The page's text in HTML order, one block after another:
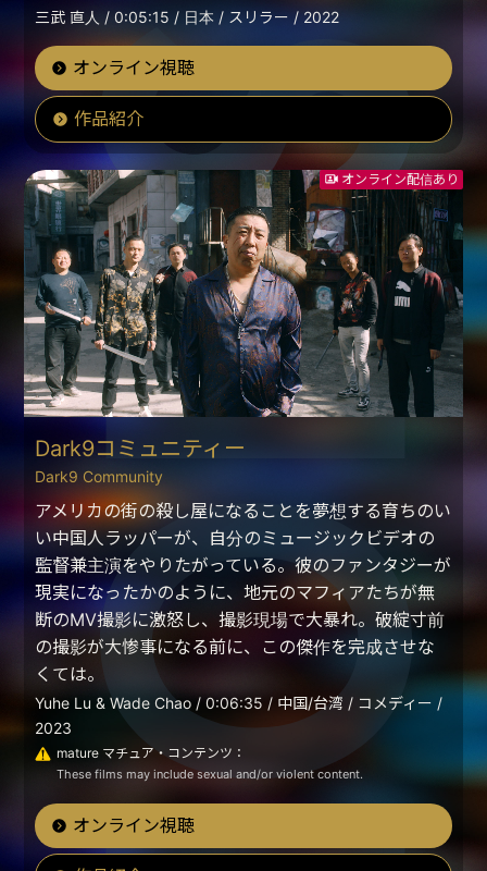
三武 直人 / 0:05:15 / 日本 / スリラー / 2022
オンライン視聴
作品紹介
オンライン配信あり
Dark9コミュニティー
Dark9 Community
アメリカの街の殺し屋になることを夢想する育ちのい
い中国人ラッパーが、自分のミュージックビデオの
監督兼主演をやりたがっている。彼のファンタジーが
現実になったかのように、地元のマフィアたちが無
断のMV撮影に激怒し、撮影現場で大暴れ。破綻寸前
の撮影が大惨事になる前に、この傑作を完成させな
くては。
Yuhe Lu & Wade Chao / 0:06:35 / 中国/台湾 / コメディー /
2023
mature マチュア・コンテンツ：
These films may include sexual and/or violent content.
オンライン視聴